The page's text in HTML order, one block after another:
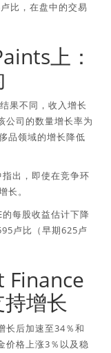
比，在盘中的交易
上：
果不同，收入增长
公司的数量增长率为
品领域的增长降低
出，即使在竞争环
长。
每股收益估计下降
卢比（早期625卢
增长
后加速至34％和
价格上涨3％以及稳